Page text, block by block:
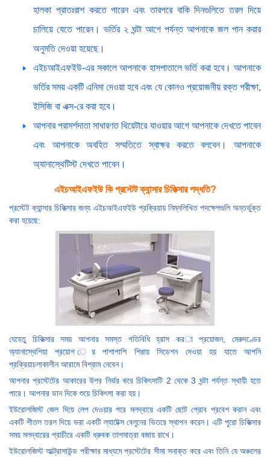
হালকা প্রাতঃরাশ করতে পারেন এবং তারপরে বাকি দিনগুলিতে তরল দিয়ে
চালিয়ে যেতে পারেন। ভর্তির ২ ঘন্টা আগে পর্যন্ত আপনাকে জল পান করার
অনুমতি দেওয়া হয়েছে।
এইচআইএফইউ-এর সকালে আপনাকে হাসপাতালে ভর্তি করা হবে। আপনাকে
ভর্তির সময় একটি এনিমা দেওয়া হবে এবং যে কোনও প্রয়োজনীয় রক্ত পরীক্ষা,
ইসিজি বা এক্স-রে করা হবে।
আপনার পরামর্শদাতা সাধারণত থিয়েটারে যাওয়ার আগে আপনাকে দেখতে পাবেন
এবং আপনাকে অবহিত সম্মতিতে স্বাক্ষর করতে বলবেন। আপনাকে
অ্যানাস্থেটিস্ট দেখতে পাবেন।
এইচআইএফইউ কি প্রস্টেট ক্যান্সার চিকিত্সার পদ্ধতি?
প্রস্টেট ক্যান্সার চিকিত্সার জন্য এইচআইএফইউ প্রক্রিয়ায় নিম্নলিখিত পদক্ষেপগুলি অন্তর্ভুক্ত
করা হয়েছে:
যেহেতু চিকিত্সার সময় আপনার সমস্ত গতিবিধি হ্রাস করা প্রয়োজন, মেরুদণ্ডের
অ্যানাস্থেশিয়া প্রয়োগ ের পাশাপাশি শিরায় সিডেশন দেওয়া হয় যাতে আপনি
প্রক্রিয়াচলাকালীন আরামে বিশ্রাম নেবেন।
আপনার প্রস্টেটের আকারের উপর নির্ভর করে চিকিৎসাটি 2 থেকে 3 ঘন্টা পর্যন্ত স্থায়ী হতে
পারে। আপনার ডান দিকে শুয়ে চিকিৎসা করা হয়।
ইউরোলজিস্ট জেল দিয়ে লেপ দেওয়ার পরে মলদ্বারে একটি ছোট প্রোব প্রবেশ করান এবং
একটি শীতল তরল দিয়ে ভরা একটি ল্যাটেক্স বেলুনের ভিতরে স্থাপন করেন। এটি পুরো চিকিত্সার
সময় মলদ্বারের প্রাচীরে একটি ধ্রুবক তাপমাত্রা বজায় রাখে।
ইউরোলজিস্ট আল্ট্রাসাউন্ড পরীক্ষার মাধ্যমে প্রস্টেটের সীমা সনাক্ত করে এবং তিনি যে অঞ্চলের